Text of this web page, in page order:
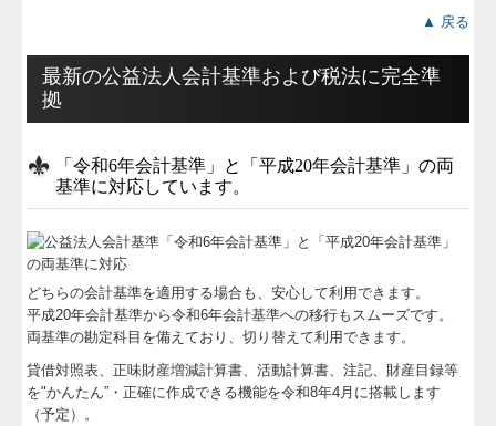
▲ 戻る
最新の公益法人会計基準および税法に完全準
拠
「令和6年会計基準」と「平成20年会計基準」の両
基準に対応しています。
どちらの会計基準を適用する場合も、安心して利用できます。
平成20年会計基準から令和6年会計基準への移行もスムーズです。
両基準の勘定科目を備えており、切り替えて利用できます。
貸借対照表、正味財産増減計算書、活動計算書、注記、財産目録等
を"かんたん”・正確に作成できる機能を令和8年4月に搭載します
（予定）。